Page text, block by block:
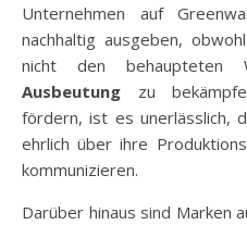
Unternehmen auf
nachhaltig ausgeben,
nicht den behaupteten
Ausbeutung zu
fördern, ist es unerlässlich,
ehrlich über ihre
kommunizieren.
Darüber hinaus sind Marken